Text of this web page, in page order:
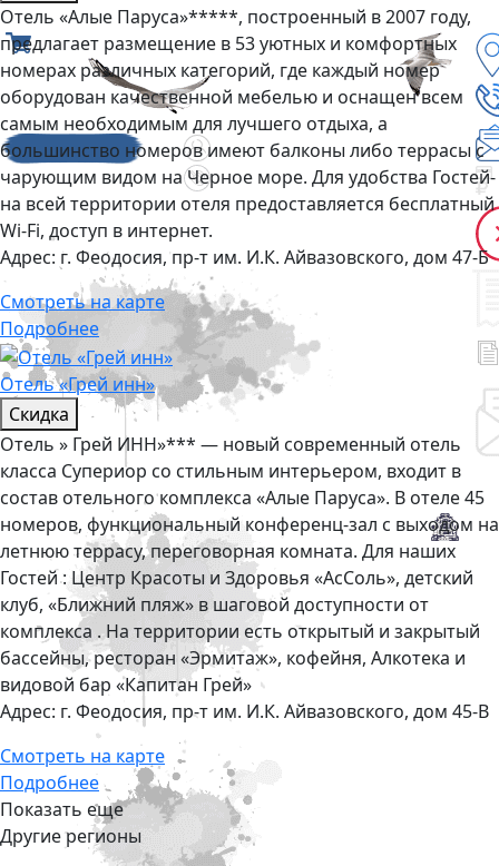
Отель «Алые Паруса»*****, построенный в 2007 году,
предлагает размещение в 53 уютных и комфортных
номерах различных категорий, где каждый номер
оборудован качественной мебелью и оснащен всем
самым необходимым для лучшего отдыха, а
большинство номеров имеют балконы либо террасы с
чарующим видом на Черное море. Для удобства Гостей-
на всей территории отеля предоставляется бесплатный
Wi-Fi, доступ в интернет.
Адрес: г. Феодосия, пр-т им. И.К. Айвазовского, дом 47-Б
Смотреть на карте
Подробнее
Отель «Грей инн»
Скидка
Отель » Грей ИНН»*** — новый современный отель
класса Супериор со стильным интерьером, входит в
состав отельного комплекса «Алые Паруса». В отеле 45
номеров, функциональный конференц-зал с выходом на
летнюю террасу, переговорная комната. Для наших
Гостей : Центр Красоты и Здоровья «АсСоль», детский
клуб, «Ближний пляж» в шаговой доступности от
комплекса . На территории есть открытый и закрытый
бассейны, ресторан «Эрмитаж», кофейня, Алкотека и
видовой бар «Капитан Грей»
Адрес: г. Феодосия, пр-т им. И.К. Айвазовского, дом 45-В
Смотреть на карте
Подробнее
Показать еще
Другие регионы